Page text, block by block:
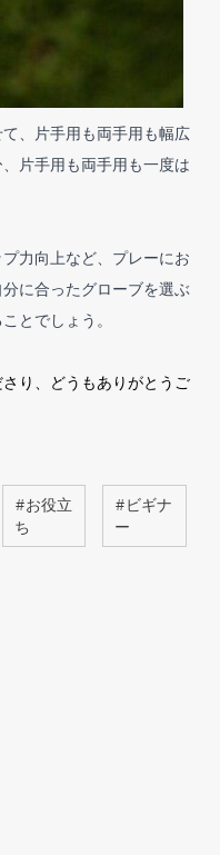
、片手用も両手用も幅広
片手用も両手用も一度は
力向上など、プレーにお
に合ったグローブを選ぶ
とでしょう。
り、どうもありがとうご
#お役立
ち
#ビギナ
ー